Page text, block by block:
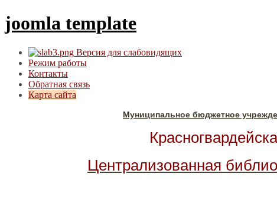
joomla template
Версия для слабовидящих
Режим работы
Контакты
Обратная связь
Карта сайта
Муниципальное бюджетное
Централизованная